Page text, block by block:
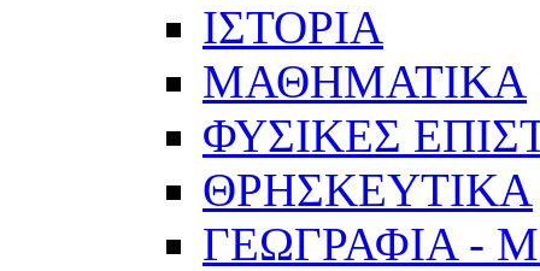
ΙΣΤΟΡΙΑ
ΜΑΘΗΜΑΤΙΚΑ
ΦΥΣΙΚΕΣ
ΘΡΗΣΚΕΥΤΙΚΑ
ΓΕΩΓΡΑΦΙΑ -